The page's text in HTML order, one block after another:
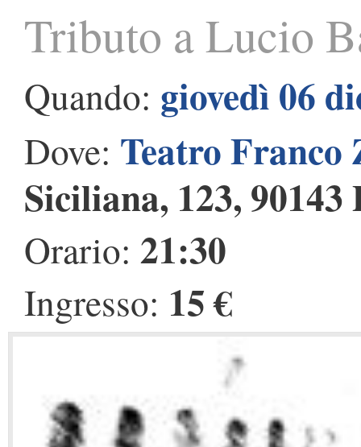
Tributo a Lucio
Quando: giovedì 06
Dove: Teatro Franco
Siciliana, 123, 90143
Orario: 21:30
Ingresso: 15 €